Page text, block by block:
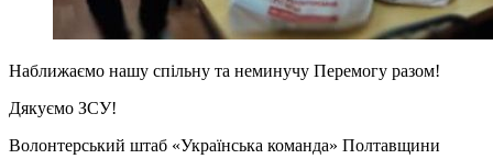
Наближаємо нашу спільну та неминучу Перемогу разом!
Дякуємо ЗСУ!
Волонтерський штаб «Українська команда» Полтавщини